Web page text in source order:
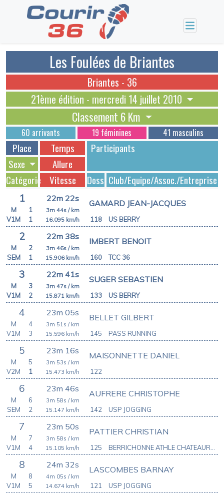
Les Foulées de Briantes
21ème édition - mercredi 14 juillet 2010
Briantes - 36
Classement 6 Km
60 arrivants 19 féminines 41 masculins
Place Temps
Dossards
Participants
Allure
Vitesse
Sexe
Catégorie
Club/Equipe/Assoc./Entreprise
1 22m 22s
118
GAMARD JEAN-JACQUES
3m 44s / km
16.095 km/h
M
1
V1M
1 US BERRY
2 22m 38s
160
IMBERT BENOIT
3m 46s / km
15.906 km/h
M
2
SEM
1 TCC 36
3 22m 41s
133
SUGER SEBASTIEN
3m 47s / km
15.871 km/h
M
3
V1M
2 US BERRY
4 23m 05s
145
BELLET GILBERT
3m 51s / km
15.596 km/h
M
4
V1M
3 PASS RUNNING
5 23m 16s
122
MAISONNETTE DANIEL
3m 53s / km
15.473 km/h
M
5
V2M
1
6 23m 46s
142
AUFRERE CHRISTOPHE
3m 58s / km
15.147 km/h
M
6
SEM
2 USP JOGGING
7 23m 50s
125
PATTIER CHRISTIAN
3m 58s / km
15.105 km/h
M
7
V1M
4
8 24m 32s
121
LASCOMBES BARNAY
4m 05s / km
14.674 km/h
M
8
V1M
5 USP JOGGING